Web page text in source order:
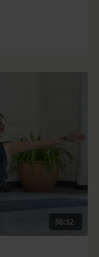
36:32